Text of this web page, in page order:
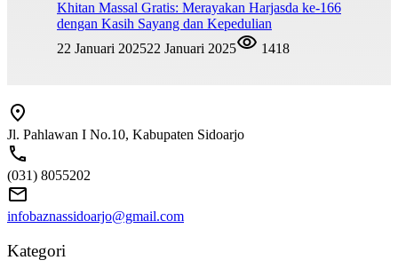
Khitan Massal Gratis: Merayakan Harjasda ke-166
dengan Kasih Sayang dan Kepedulian
22 Januari 202522 Januari 2025 1418
Jl. Pahlawan I No.10, Kabupaten Sidoarjo
(031) 8055202
infobaznassidoarjo@gmail.com
Kategori